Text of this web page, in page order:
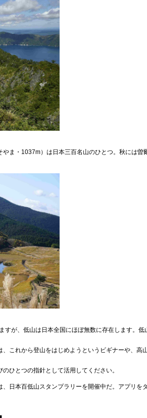
ま・1037m）は日本三百名山のひとつ。秋には曽
が、低山は日本全国にほぼ無数に存在します。
これから登山をはじめようというビギナーや、高
ひとつの指針として活用してください。
日本百低山スタンプラリーを開催中だ。アプリを